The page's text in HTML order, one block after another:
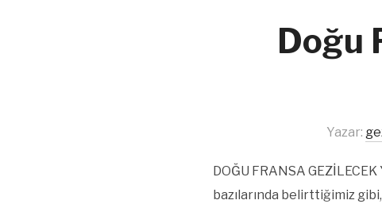
Doğu
Yazar:
DOĞU FRANSA GEZİLECEK
bazılarında belirttiğimiz